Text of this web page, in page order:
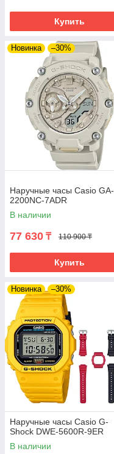
Купить
Новинка –30%
Наручные часы Casio GA-
2200NC-7ADR
В наличии
77 630 ₸ 110 900 ₸
Купить
Новинка –30%
Наручные часы Casio G-
Shock DWE-5600R-9ER
В наличии